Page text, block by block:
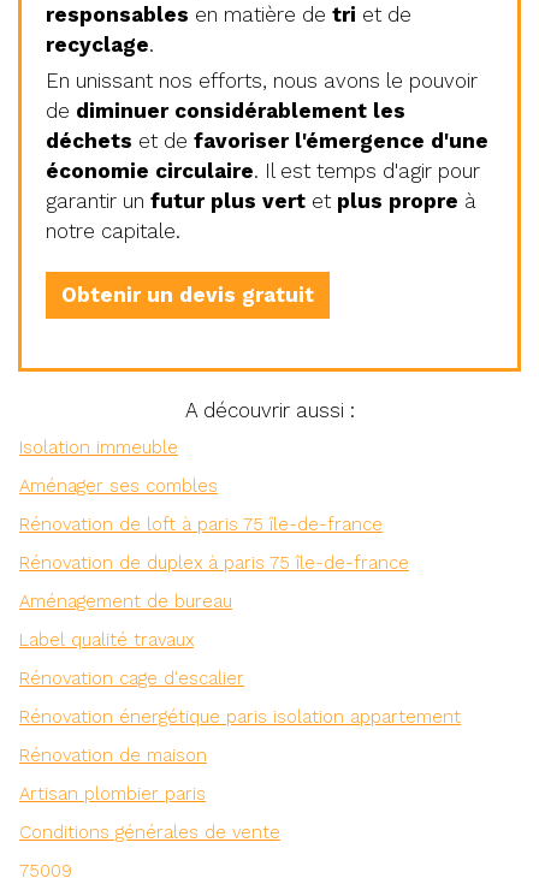
responsables en matière de tri et de
recyclage.
En unissant nos efforts, nous avons le pouvoir
de diminuer considérablement les
déchets et de favoriser l'émergence d'une
économie circulaire. Il est temps d'agir pour
garantir un futur plus vert et plus propre à
notre capitale.
Obtenir un devis gratuit
A découvrir aussi :
Isolation immeuble
Aménager ses combles
Rénovation de loft à paris 75 île-de-france
Rénovation de duplex à paris 75 île-de-france
Aménagement de bureau
Label qualité travaux
Rénovation cage d'escalier
Rénovation énergétique paris isolation appartement
Rénovation de maison
Artisan plombier paris
Conditions générales de vente
75009